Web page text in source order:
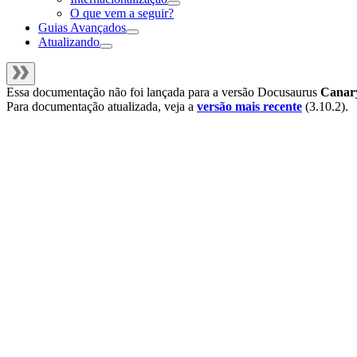
O que vem a seguir?
Guias Avançados
Atualizando
Essa documentação não foi lançada para a versão Docusaurus
Para documentação atualizada, veja a versão mais recente (3.10.2).